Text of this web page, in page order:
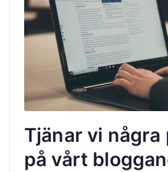
Tjänar vi några
på vårt